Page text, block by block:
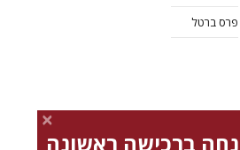
פרס ברטל